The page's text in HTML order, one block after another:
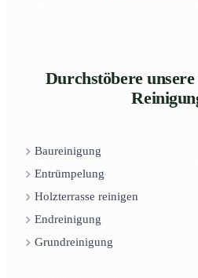
Durchstöbere
Baureinigung
Entrümpelung
Holzterrasse reinigen
Endreinigung
Grundreinigung